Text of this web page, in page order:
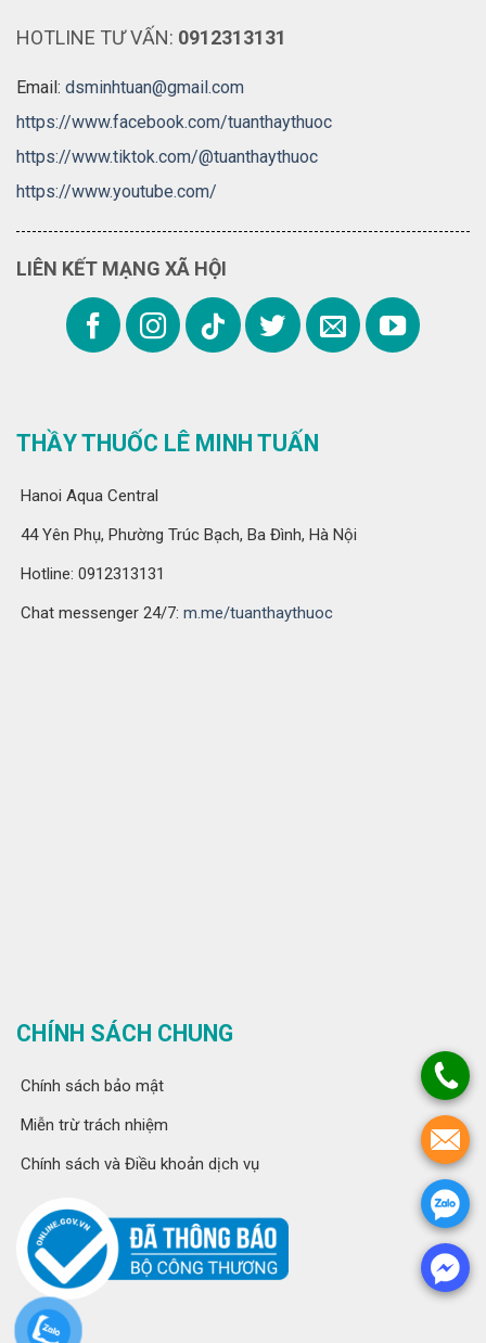
HOTLINE TƯ VẤN: 0912313131
Email: dsminhtuan@gmail.com
https://www.facebook.com/tuanthaythuoc
https://www.tiktok.com/@tuanthaythuoc
https://www.youtube.com/
LIÊN KẾT MẠNG XÃ HỘI
THẦY THUỐC LÊ MINH TUẤN
Hanoi Aqua Central
44 Yên Phụ, Phường Trúc Bạch, Ba Đình, Hà Nội
Hotline: 0912313131
Chat messenger 24/7: m.me/tuanthaythuoc
CHÍNH SÁCH CHUNG
Chính sách bảo mật
Miễn trừ trách nhiệm
Chính sách và Điều khoản dịch vụ